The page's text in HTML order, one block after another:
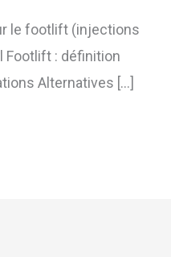
le footlift (injections
Footlift : définition
Alternatives […]